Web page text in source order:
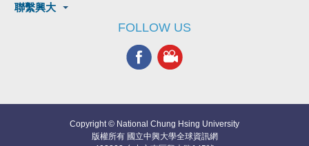
聯繫興大
FOLLOW US
Copyright © National Chung Hsing University
版權所有 國立中興大學全球資訊網